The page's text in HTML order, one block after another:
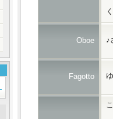
Oboe ♪
Fagotto